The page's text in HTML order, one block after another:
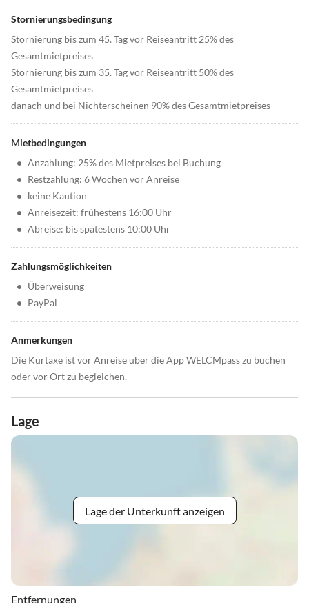
Stornierungsbedingung
Stornierung bis zum 45. Tag vor Reiseantritt 25% des
Gesamtmietpreises
Stornierung bis zum 35. Tag vor Reiseantritt 50% des
Gesamtmietpreises
danach und bei Nichterscheinen 90% des Gesamtmietpreises
Mietbedingungen
• Anzahlung: 25% des Mietpreises bei Buchung
• Restzahlung: 6 Wochen vor Anreise
• keine Kaution
• Anreisezeit: frühestens 16:00 Uhr
• Abreise: bis spätestens 10:00 Uhr
Zahlungsmöglichkeiten
• Überweisung
• PayPal
Anmerkungen
Die Kurtaxe ist vor Anreise über die App WELCMpass zu buchen
oder vor Ort zu begleichen.
Lage
Lage der Unterkunft anzeigen
Entfernungen